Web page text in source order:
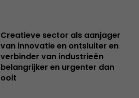
Creatieve sector als aanjager
van innovatie en ontsluiter en
verbinder van industrieën
belangrijker en urgenter dan
ooit